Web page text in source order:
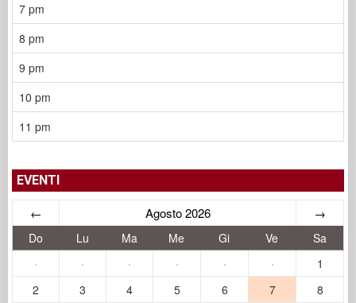
7 pm
8 pm
9 pm
10 pm
11 pm
EVENTI
← Agosto 2026 →
Do Lu Ma Me Gi Ve
Sa
·
· · · · ·
1
2
3 4 5 6 7 8